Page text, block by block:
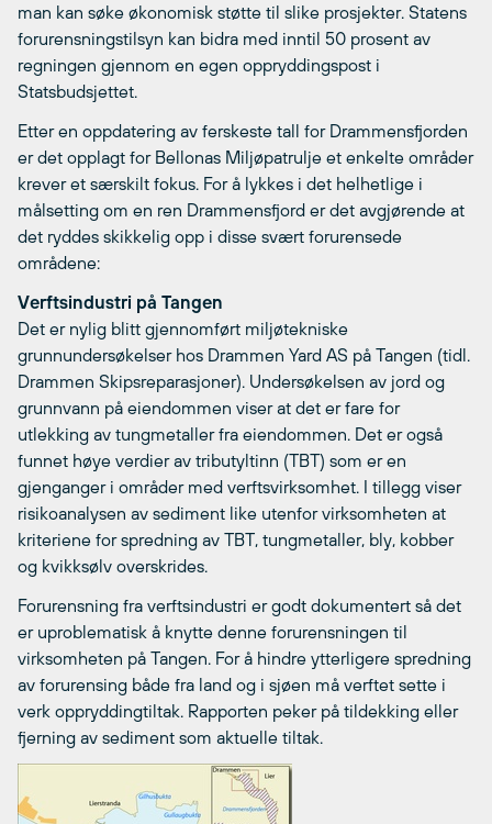
man kan søke økonomisk støtte til slike prosjekter. Statens
forurensningstilsyn kan bidra med inntil 50 prosent av
regningen gjennom en egen oppryddingspost i
Statsbudsjettet.
Etter en oppdatering av ferskeste tall for Drammensfjorden
er det opplagt for Bellonas Miljøpatrulje et enkelte områder
krever et særskilt fokus. For å lykkes i det helhetlige i
målsetting om en ren Drammensfjord er det avgjørende at
det ryddes skikkelig opp i disse svært forurensede
områdene:
Verftsindustri på Tangen
Det er nylig blitt gjennomført miljøtekniske
grunnundersøkelser hos Drammen Yard AS på Tangen (tidl.
Drammen Skipsreparasjoner). Undersøkelsen av jord og
grunnvann på eiendommen viser at det er fare for
utlekking av tungmetaller fra eiendommen. Det er også
funnet høye verdier av tributyltinn (TBT) som er en
gjenganger i områder med verftsvirksomhet. I tillegg viser
risikoanalysen av sediment like utenfor virksomheten at
kriteriene for spredning av TBT, tungmetaller, bly, kobber
og kvikksølv overskrides.
Forurensning fra verftsindustri er godt dokumentert så det
er uproblematisk å knytte denne forurensningen til
virksomheten på Tangen. For å hindre ytterligere spredning
av forurensing både fra land og i sjøen må verftet sette i
verk oppryddingtiltak. Rapporten peker på tildekking eller
fjerning av sediment som aktuelle tiltak.